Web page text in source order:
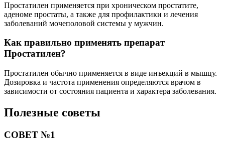
Простатилен применяется при хроническом простатите,
аденоме простаты, а также для профилактики и лечения
заболеваний мочеполовой системы у мужчин.
Как правильно применять препарат
Простатилен?
Простатилен обычно применяется в виде инъекций в мышцу.
Дозировка и частота применения определяются врачом в
зависимости от состояния пациента и характера заболевания.
Полезные советы
СОВЕТ №1